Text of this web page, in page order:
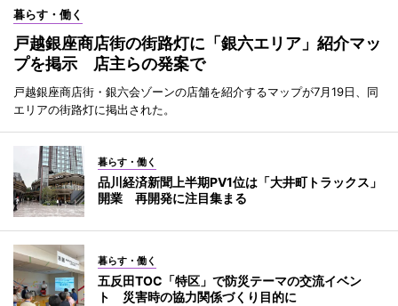
暮らす・働く
戸越銀座商店街の街路灯に「銀六エリア」紹介マッ
プを掲示 店主らの発案で
戸越銀座商店街・銀六会ゾーンの店舗を紹介するマップが7月19日、同
エリアの街路灯に掲出された。
暮らす・働く
品川経済新聞上半期PV1位は「大井町トラックス」
開業 再開発に注目集まる
暮らす・働く
五反田TOC「特区」で防災テーマの交流イベン
ト 災害時の協力関係づくり目的に